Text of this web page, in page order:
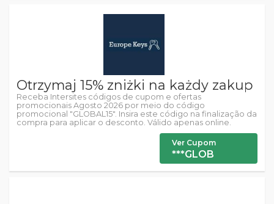
Otrzymaj 15% zniżki na każdy zakup
Receba Intersites códigos de cupom e ofertas
promocionais Agosto 2026 por meio do código
promocional "GLOBAL15". Insira este código na finalização da
compra para aplicar o desconto. Válido apenas online.
Ver Cupom
***GLOB